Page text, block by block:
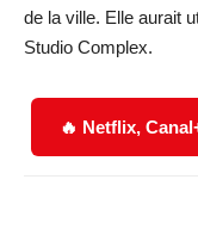
de la ville. Elle aurait
Studio Complex.
🔥 Netflix,